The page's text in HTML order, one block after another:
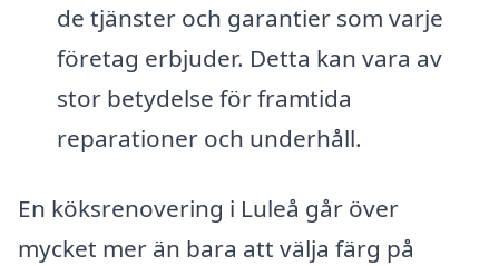
de tjänster och garantier som varje
företag erbjuder. Detta kan vara av
stor betydelse för framtida
reparationer och underhåll.
En köksrenovering i Luleå går över
mycket mer än bara att välja färg på